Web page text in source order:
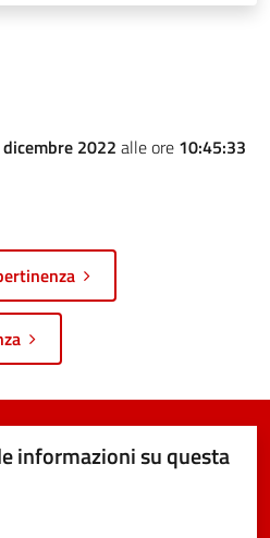
2022 alle ore 10:45:33
informazioni su questa